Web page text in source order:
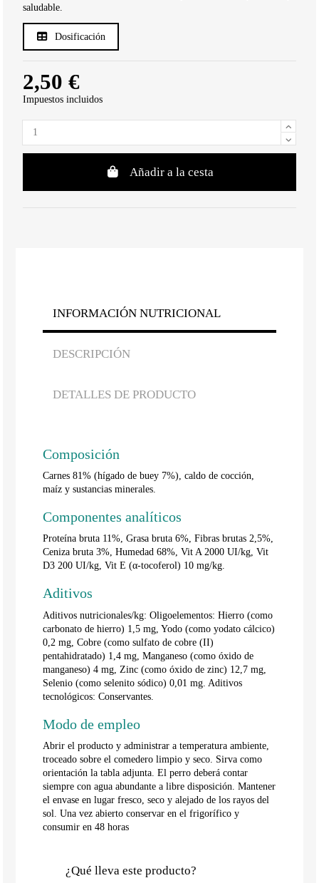
saludable.
Dosificación
2,50 €
Impuestos incluidos
Añadir a la cesta
INFORMACIÓN NUTRICIONAL
DESCRIPCIÓN
DETALLES DE PRODUCTO
Composición
Carnes 81% (hígado de buey 7%), caldo de cocción,
maíz y sustancias minerales.
Componentes analíticos
Proteína bruta 11%, Grasa bruta 6%, Fibras brutas 2,5%,
Ceniza bruta 3%, Humedad 68%, Vit A 2000 UI/kg, Vit
D3 200 UI/kg, Vit E (α-tocoferol) 10 mg/kg.
Aditivos
Aditivos nutricionales/kg: Oligoelementos: Hierro (como
carbonato de hierro) 1,5 mg, Yodo (como yodato cálcico)
0,2 mg, Cobre (como sulfato de cobre (II)
pentahidratado) 1,4 mg, Manganeso (como óxido de
manganeso) 4 mg, Zinc (como óxido de zinc) 12,7 mg,
Selenio (como selenito sódico) 0,01 mg. Aditivos
tecnológicos: Conservantes.
Modo de empleo
Abrir el producto y administrar a temperatura ambiente,
troceado sobre el comedero limpio y seco. Sirva como
orientación la tabla adjunta. El perro deberá contar
siempre con agua abundante a libre disposición. Mantener
el envase en lugar fresco, seco y alejado de los rayos del
sol. Una vez abierto conservar en el frigorífico y
consumir en 48 horas
¿Qué lleva este producto?